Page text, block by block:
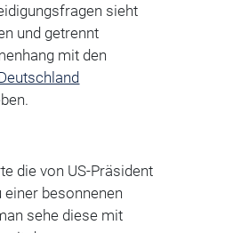
sieht
und getrennt
mit den
die von US-Präsident
einer besonnenen
sehe diese mit